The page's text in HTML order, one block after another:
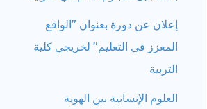
إعلان عن دورة بعنوان "الواقع
المعزز في التعليم" لخريجي كلية
التربية
العلوم الإنسانية بين الهوية